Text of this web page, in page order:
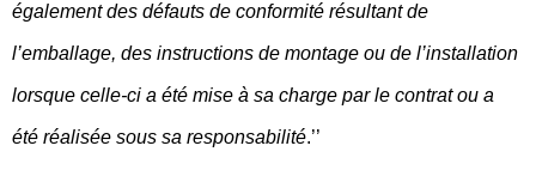
également des défauts de conformité résultant de
l’emballage, des instructions de montage ou de l’installation
lorsque celle-ci a été mise à sa charge par le contrat ou a
été réalisée sous sa responsabilité.’’